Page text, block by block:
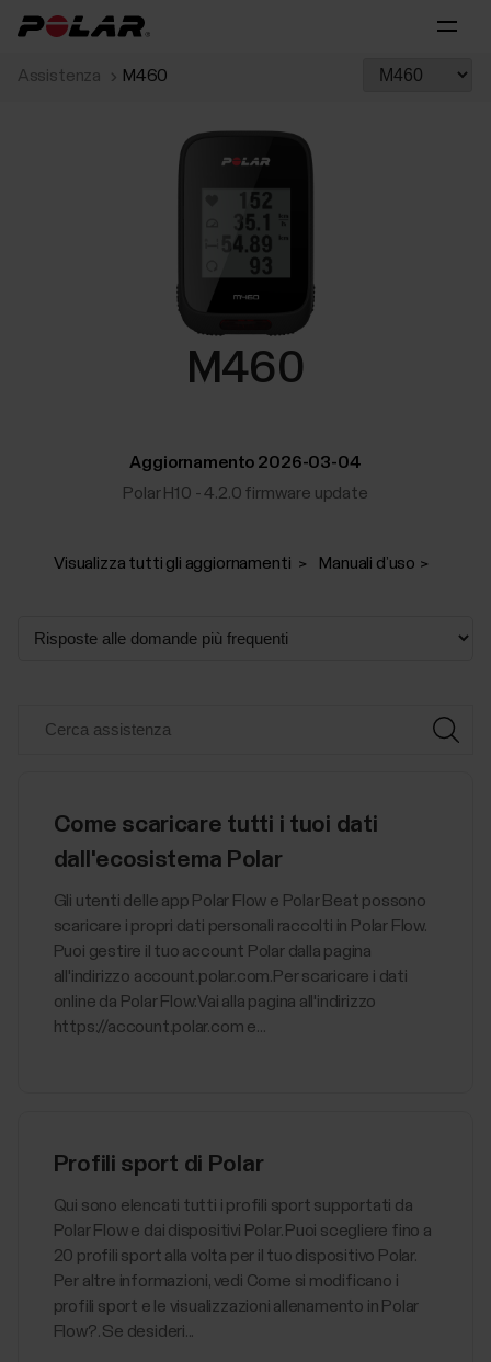
Assistenza M460
M460
Aggiornamento 2026-03-04
Polar H10 - 4.2.0 firmware update
Visualizza tutti gli aggiornamenti Manuali d’uso
Come scaricare tutti i tuoi dati
dall'ecosistema Polar
Gli utenti delle app Polar Flow e Polar Beat possono
scaricare i propri dati personali raccolti in Polar Flow.
Puoi gestire il tuo account Polar dalla pagina
all'indirizzo account.polar.com.Per scaricare i dati
online da Polar Flow:Vai alla pagina all'indirizzo
https://account.polar.com e...
Profili sport di Polar
Qui sono elencati tutti i profili sport supportati da
Polar Flow e dai dispositivi Polar. Puoi scegliere fino a
20 profili sport alla volta per il tuo dispositivo Polar.
Per altre informazioni, vedi Come si modificano i
profili sport e le visualizzazioni allenamento in Polar
Flow?. Se desideri...